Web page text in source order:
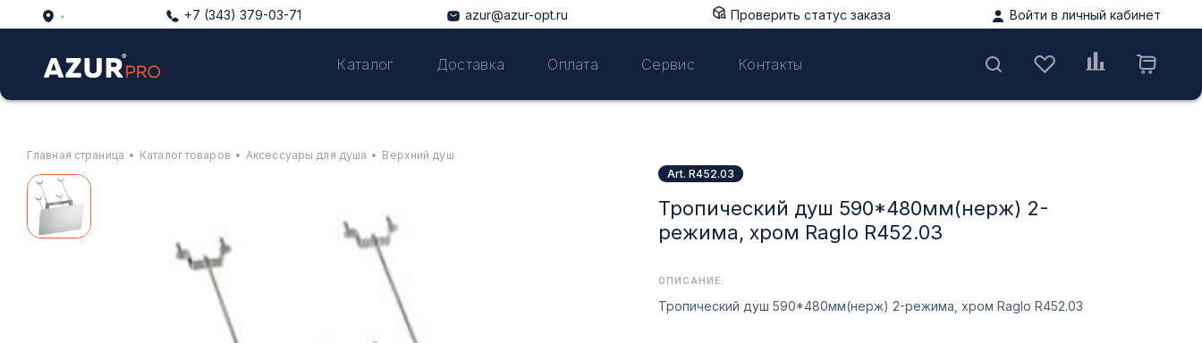
+7 (343) 379-03-71 azur@azur-opt.ru Проверить статус заказа Войти в личный кабинет
Каталог Доставка Оплата Сервис Контакты
Главная страница • Каталог товаров • Аксессуары для душа • Верхний душ
Art. R452.03
Тропический душ 590*480мм(нерж) 2-
режима, хром Raglo R452.03
ОПИСАНИЕ:
Тропический душ 590*480мм(нерж) 2-режима, хром Raglo R452.03